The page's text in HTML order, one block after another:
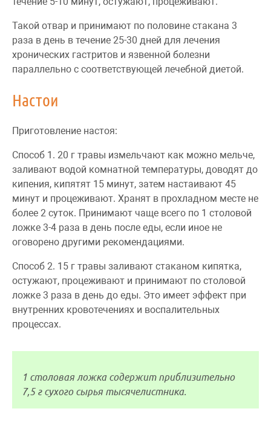
Такой отвар и принимают по половине стакана 3
раза в день в течение 25-30 дней для лечения
хронических гастритов и язвенной болезни
параллельно с соответствующей лечебной диетой.
Настои
Приготовление настоя:
Способ 1. 20 г травы измельчают как можно мельче,
заливают водой комнатной температуры, доводят до
кипения, кипятят 15 минут, затем настаивают 45
минут и процеживают. Хранят в прохладном месте не
более 2 суток. Принимают чаще всего по 1 столовой
ложке 3-4 раза в день после еды, если иное не
оговорено другими рекомендациями.
Способ 2. 15 г травы заливают стаканом кипятка,
остужают, процеживают и принимают по столовой
ложке 3 раза в день до еды. Это имеет эффект при
внутренних кровотечениях и воспалительных
процессах.
1 столовая ложка содержит приблизительно
7,5 г сухого сырья тысячелистника.